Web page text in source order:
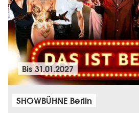
Bis31.01.2027
SHOWBÜHNE Berlin